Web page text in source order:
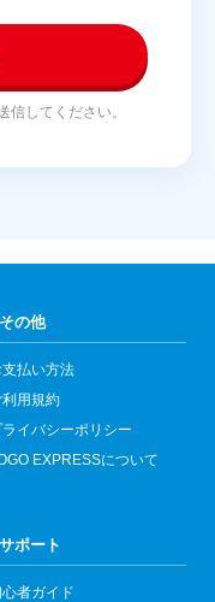
信してください。
その他
払い方法
利用規約
ライバシーポリシー
EXPRESSについて
サポート
者ガイド